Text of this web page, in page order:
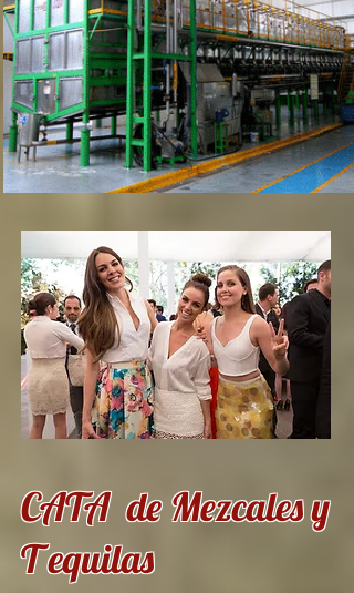
CATA de Mezcales y
T equilas